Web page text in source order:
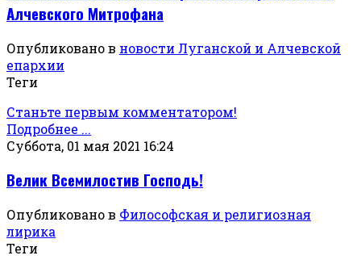
Алчевского Митрофана
Опубликовано в новости Луганской и Алчевской
епархии
Теги
Станьте первым комментатором!
Подробнее ...
Суббота, 01 мая 2021 16:24
Велик Всемилостив Господь!
Опубликовано в Философская и религиозная
лирика
Теги